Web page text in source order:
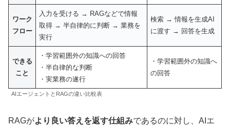
ワーク
フロー
入力を受ける → RAGなどで情報
取得 → 半自律的に判断 → 業務を
実行
検索 → 情報を生成AI
に渡す → 回答を生成
できる
こと
・学習範囲外の知識への回答
・半自律的な判断
・実業務の遂行
・学習範囲外の知識へ
の回答
AIエージェントとRAGの違い比較表
RAGがより良い答えを返す仕組みであるのに対し、AIエ